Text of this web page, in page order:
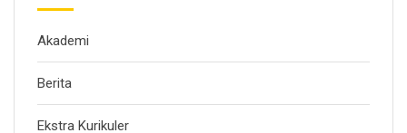
Akademi
Berita
Ekstra Kurikuler